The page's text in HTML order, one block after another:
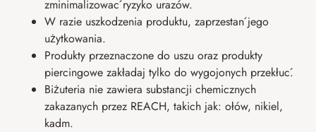
zminimalizować ryzyko urazów.
W razie uszkodzenia produktu, zaprzestań jego
użytkowania.
Produkty przeznaczone do uszu oraz produkty
piercingowe zakładaj tylko do wygojonych przekłuć.
Biżuteria nie zawiera substancji chemicznych
zakazanych przez REACH, takich jak: ołów, nikiel,
kadm.